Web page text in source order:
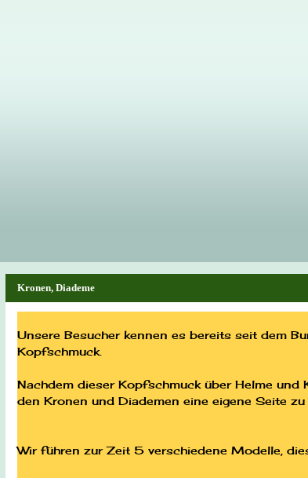
Kronen, Diademe
Unsere Besucher kennen es bereits seit dem
Kopfschmuck.
Nachdem dieser Kopfschmuck über Helme und
den Kronen und Diademen eine eigene Seite zu
Wir führen zur Zeit 5 verschiedene Modelle,